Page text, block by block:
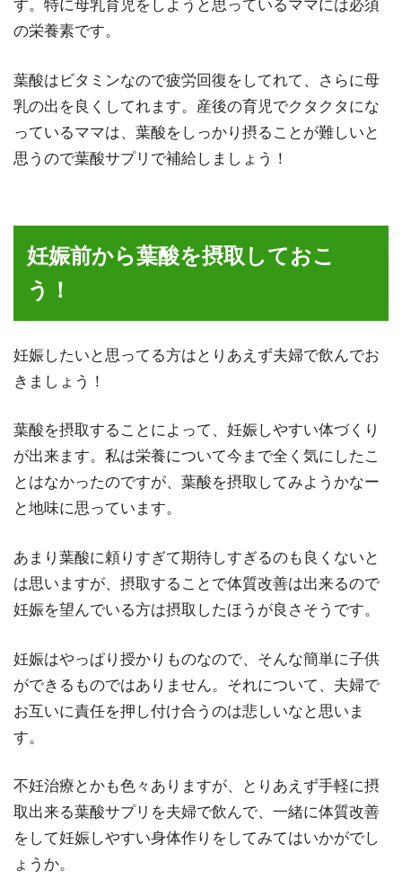
す。特に母乳育児をしようと思っているママには必須
の栄養素です。
葉酸はビタミンなので疲労回復をしてれて、さらに母
乳の出を良くしてれます。産後の育児でクタクタにな
っているママは、葉酸をしっかり摂ることが難しいと
思うので葉酸サプリで補給しましょう！
妊娠前から葉酸を摂取しておこ
う！
妊娠したいと思ってる方はとりあえず夫婦で飲んでお
きましょう！
葉酸を摂取することによって、妊娠しやすい体づくり
が出来ます。私は栄養について今まで全く気にしたこ
とはなかったのですが、葉酸を摂取してみようかなー
と地味に思っています。
あまり葉酸に頼りすぎて期待しすぎるのも良くないと
は思いますが、摂取することで体質改善は出来るので
妊娠を望んでいる方は摂取したほうが良さそうです。
妊娠はやっぱり授かりものなので、そんな簡単に子供
ができるものではありません。それについて、夫婦で
お互いに責任を押し付け合うのは悲しいなと思いま
す。
不妊治療とかも色々ありますが、とりあえず手軽に摂
取出来る葉酸サプリを夫婦で飲んで、一緒に体質改善
をして妊娠しやすい身体作りをしてみてはいかがでし
ょうか。